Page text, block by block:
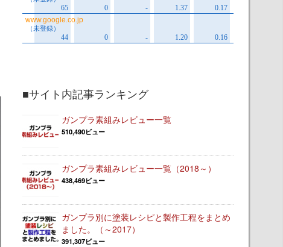
■サイト内記事ランキング
ガンプラ素組みレビュー一覧
510,490ビュー
ガンプラ素組みレビュー一覧（2018～）
438,469ビュー
ガンプラ別に塗装レシピと製作工程をまとめ
ました。（～2017）
391,307ビュー